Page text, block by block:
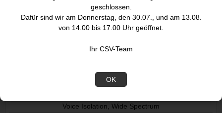
geschlossen.
Dafür sind wir am Donnerstag, den 30.07., und am 13.08.
von 14.00 bis 17.00 Uhr geöffnet.
Ihr CSV-Team
OK
Eingebautes Mikrofon:
Mikrofonanzahl:
Unterstützte Audioformate:
Dolby-Technologie:
Dolby Digital, Dolby Digital Plus, Dolby Atmos
Voice Isolation, Wide Spectrum